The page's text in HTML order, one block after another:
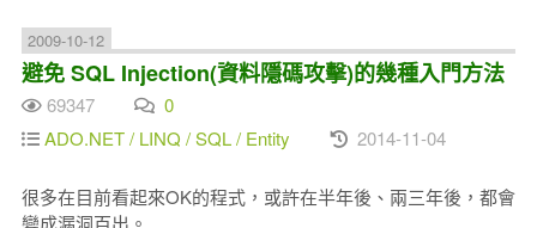
2009-10-12
避免 SQL Injection(資料隱碼攻擊)的幾種入門方法
69347
0
ADO.NET / LINQ / SQL / Entity
2014-11-04
很多在目前看起來OK的程式，或許在半年後、兩三年後，都會
變成漏洞百出。